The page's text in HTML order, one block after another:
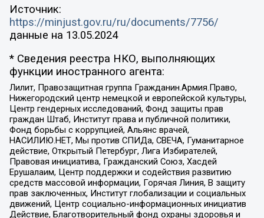
Источник:
https://minjust.gov.ru/ru/documents/7756/
данные на 13.05.2024
* Сведения реестра НКО, выполняющих
функции иностранного агента:
Лилит, Правозащитная группа Гражданин.Армия.Право,
Нижегородский центр немецкой и европейской культуры,
Центр гендерных исследований, Фонд защиты прав
граждан Штаб, Институт права и публичной политики,
Фонд борьбы с коррупцией, Альянс врачей,
НАСИЛИЮ.НЕТ, Мы против СПИДа, СВЕЧА, Гуманитарное
действие, Открытый Петербург, Лига Избирателей,
Правовая инициатива, Гражданский Союз, Хасдей
Ерушалаим, Центр поддержки и содействия развитию
средств массовой информации, Горячая Линия, В защиту
прав заключенных, Институт глобализации и социальных
движений, Центр социально-информационных инициатив
Действие, Благотворительный фонд охраны здоровья и